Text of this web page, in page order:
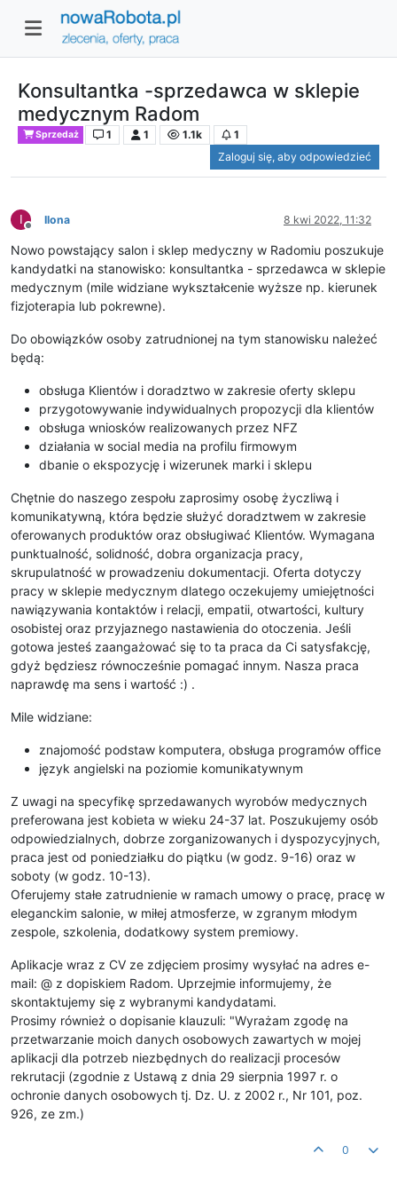
Konsultantka -sprzedawca w sklepie
medycznym Radom
Sprzedaż 1 1 1.1k
1
Zaloguj się, aby odpowiedzieć
I
Niedostępny
Ilona 8 kwi 2022, 11:32
Nowo powstający salon i sklep medyczny w Radomiu poszukuje
kandydatki na stanowisko: konsultantka - sprzedawca w sklepie
medycznym (mile widziane wykształcenie wyższe np. kierunek
fizjoterapia lub pokrewne).
Do obowiązków osoby zatrudnionej na tym stanowisku należeć
będą:
obsługa Klientów i doradztwo w zakresie oferty sklepu
przygotowywanie indywidualnych propozycji dla klientów
obsługa wniosków realizowanych przez NFZ
działania w social media na profilu firmowym
dbanie o ekspozycję i wizerunek marki i sklepu
Chętnie do naszego zespołu zaprosimy osobę życzliwą i
komunikatywną, która będzie służyć doradztwem w zakresie
oferowanych produktów oraz obsługiwać Klientów. Wymagana
punktualność, solidność, dobra organizacja pracy,
skrupulatność w prowadzeniu dokumentacji. Oferta dotyczy
pracy w sklepie medycznym dlatego oczekujemy umiejętności
nawiązywania kontaktów i relacji, empatii, otwartości, kultury
osobistej oraz przyjaznego nastawienia do otoczenia. Jeśli
gotowa jesteś zaangażować się to ta praca da Ci satysfakcję,
gdyż będziesz równocześnie pomagać innym. Nasza praca
naprawdę ma sens i wartość :) .
Mile widziane:
znajomość podstaw komputera, obsługa programów office
język angielski na poziomie komunikatywnym
Z uwagi na specyfikę sprzedawanych wyrobów medycznych
preferowana jest kobieta w wieku 24-37 lat. Poszukujemy osób
odpowiedzialnych, dobrze zorganizowanych i dyspozycyjnych,
praca jest od poniedziałku do piątku (w godz. 9-16) oraz w
soboty (w godz. 10-13).
Oferujemy stałe zatrudnienie w ramach umowy o pracę, pracę w
eleganckim salonie, w miłej atmosferze, w zgranym młodym
zespole, szkolenia, dodatkowy system premiowy.
Aplikacje wraz z CV ze zdjęciem prosimy wysyłać na adres e-
mail: @ z dopiskiem Radom. Uprzejmie informujemy, że
skontaktujemy się z wybranymi kandydatami.
Prosimy również o dopisanie klauzuli: "Wyrażam zgodę na
przetwarzanie moich danych osobowych zawartych w mojej
aplikacji dla potrzeb niezbędnych do realizacji procesów
rekrutacji (zgodnie z Ustawą z dnia 29 sierpnia 1997 r. o
ochronie danych osobowych tj. Dz. U. z 2002 r., Nr 101, poz.
926, ze zm.)
0